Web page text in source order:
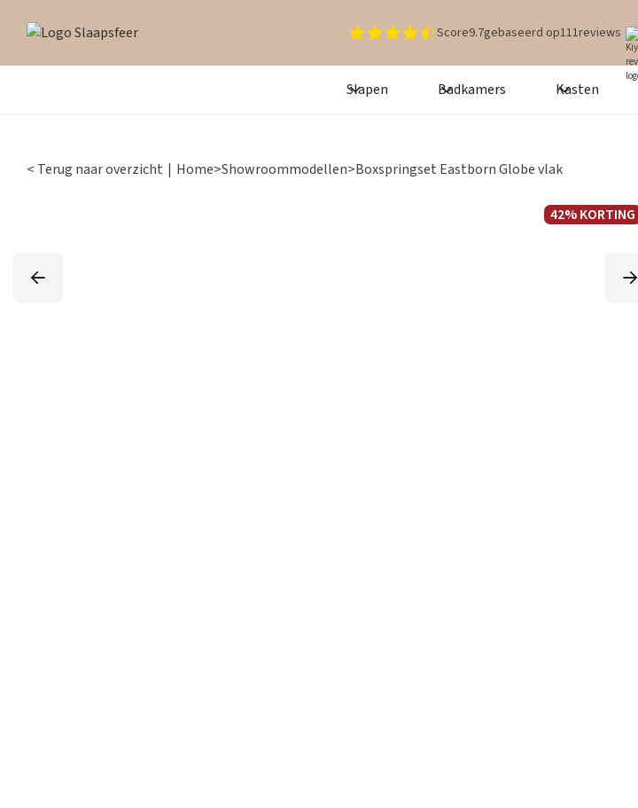
Score9.7gebaseerd op111reviews
Slapen Badkamers Kasten
< Terug naar overzicht | Home>Showroommodellen>Boxspringset Eastborn Globe vlak
42% KORTING